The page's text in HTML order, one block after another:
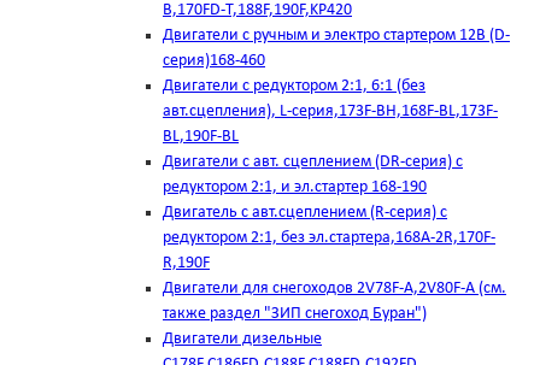
B,170FD-T,188F,190F,KP420
Двигатели с ручным и электро стартером 12В (D-
серия)168-460
Двигатели с редуктором 2:1, 6:1 (без
авт.сцепления), L-серия,173F-BH,168F-BL,173F-
BL,190F-BL
Двигатели с авт. сцеплением (DR-серия) с
редуктором 2:1, и эл.стартер 168-190
Двигатель с авт.сцеплением (R-серия) с
редуктором 2:1, без эл.стартера,168А-2R,170F-
R,190F
Двигатели для снегоходов 2V78F-A,2V80F-A (см.
также раздел "ЗИП снегоход Буран")
Двигатели дизельные